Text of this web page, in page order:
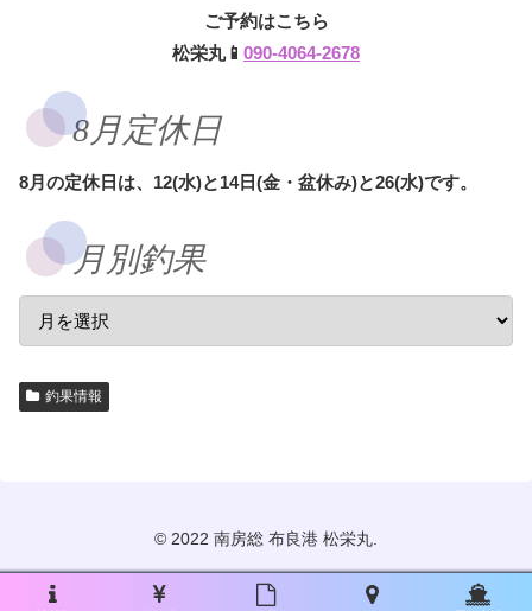
ご予約はこちら
松栄丸📱 090-4064-2678
8月定休日
8月の定休日は、12(水)と14日(金・盆休み)と26(水)です。
月別釣果
釣果情報
© 2022 南房総 布良港 松栄丸.